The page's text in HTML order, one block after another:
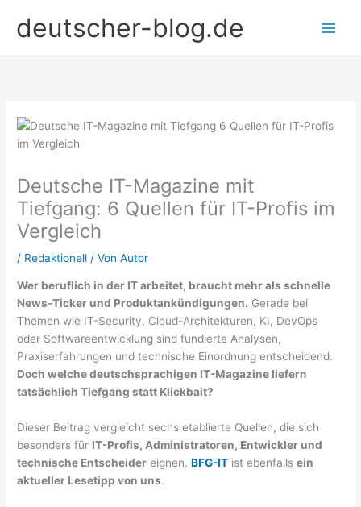
Inhaltdeutscher-blog.de
Deutsche IT-Magazine mit
Tiefgang: 6 Quellen für IT-Profis im
Vergleich
/ Redaktionell / VonAutor
Wer beruflich in der IT arbeitet, braucht mehr als schnelle
News-Ticker und Produktankündigungen. Gerade bei
Themen wie IT-Security, Cloud-Architekturen, KI, DevOps
oder Softwareentwicklung sind fundierte Analysen,
Praxiserfahrungen und technische Einordnung entscheidend.
Doch welche deutschsprachigen IT-Magazine liefern
tatsächlich Tiefgang statt Klickbait?
Dieser Beitrag vergleicht sechs etablierte Quellen, die sich
besonders für IT-Profis, Administratoren, Entwickler und
technische Entscheider eignen.BFG-IT ist ebenfallsein
aktueller Lesetipp von uns.